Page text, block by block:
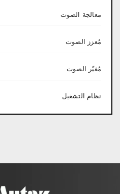
معالجة الصوت
مُعزز الصوت
مُغيّر الصوت
نظام التشغيل